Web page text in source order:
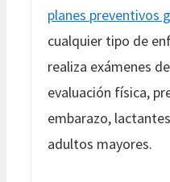
planes preventivos
cualquier tipo de
realiza exámenes
evaluación física,
embarazo,
adultos mayores.